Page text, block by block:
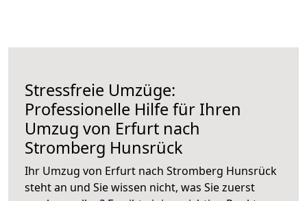
Stressfreie Umzüge:
Professionelle Hilfe für Ihren
Umzug von Erfurt nach
Stromberg Hunsrück
Ihr Umzug von Erfurt nach Stromberg Hunsrück
steht an und Sie wissen nicht, was Sie zuerst